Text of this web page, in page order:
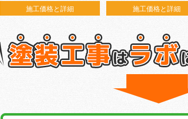
施工価格と詳細 施工価格と詳細